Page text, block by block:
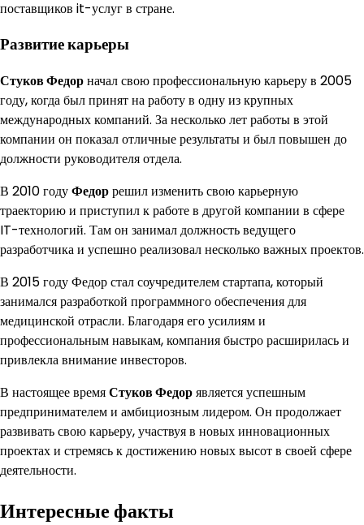
поставщиков it-услуг в стране.
Развитие карьеры
Стуков Федорначал свою профессиональную карьеру в 2005
году, когда был принят на работу в одну из крупных
международных компаний. За несколько лет работы в этой
компании он показал отличные результаты и был повышен до
должности руководителя отдела.
В 2010 годуФедоррешил изменить свою карьерную
траекторию и приступил к работе в другой компании в сфере
IT-технологий. Там он занимал должность ведущего
разработчика и успешно реализовал несколько важных проектов.
В 2015 году Федор стал соучредителем стартапа, который
занимался разработкой программного обеспечения для
медицинской отрасли. Благодаря его усилиям и
профессиональным навыкам, компания быстро расширилась и
привлекла внимание инвесторов.
В настоящее времяСтуков Федорявляется успешным
предпринимателем и амбициозным лидером. Он продолжает
развивать свою карьеру, участвуя в новых инновационных
проектах и стремясь к достижению новых высот в своей сфере
деятельности.
Интересные факты